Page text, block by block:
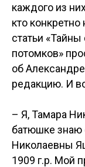
каждого из
кто
статьи
потомков»
об
редакцию. И
– Я, Тамара
батюшке знаю
Николаевны
1909 г.р. Мой